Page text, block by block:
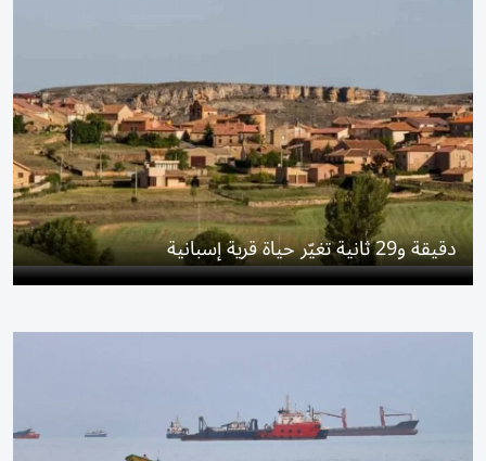
دقيقة و29 ثانية تغيّر حياة قرية إسبانية